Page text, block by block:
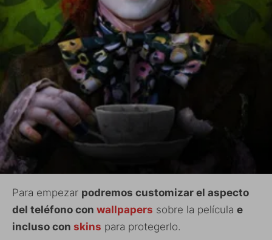
Para empezar podremos customizar el aspecto
del teléfono con wallpapers sobre la película e
incluso con skins para protegerlo.